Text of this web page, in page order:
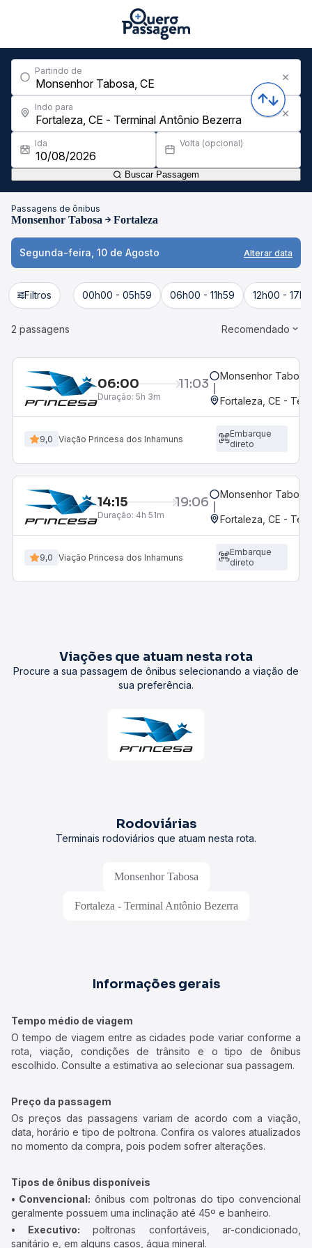
Partindo de
Indo para
Ida Volta (opcional)
Buscar Passagem
Passagens de ônibus
Monsenhor Tabosa Fortaleza
Segunda-feira, 10 de Agosto Alterar data
Filtros 00h00 - 05h59 06h00 - 11h59 12h00 -
2 passagens Recomendado
06:00 11:03
Duração: 5h 3m
Monsenhor
Fortaleza, CE -
9,0 Viação Princesa dos Inhamuns
Embarque
direto
14:15 19:06
Duração: 4h 51m
Monsenhor
Fortaleza, CE -
9,0 Viação Princesa dos Inhamuns
Embarque
direto
Viações que atuam nesta rota
Procure a sua passagem de ônibus selecionando a viação de
sua preferência.
Rodoviárias
Terminais rodoviários que atuam nesta rota.
Monsenhor Tabosa
Fortaleza - Terminal Antônio Bezerra
Informações gerais
Tempo médio de viagem
O tempo de viagem entre as cidades pode variar conforme a
rota, viação, condições de trânsito e o tipo de ônibus
escolhido. Consulte a estimativa ao selecionar sua passagem.
Preço da passagem
Os preços das passagens variam de acordo com a viação,
data, horário e tipo de poltrona. Confira os valores atualizados
no momento da compra, pois podem sofrer alterações.
Tipos de ônibus disponíveis
• Convencional: ônibus com poltronas do tipo convencional
geralmente possuem uma inclinação até 45º e banheiro.
• Executivo: poltronas confortáveis, ar-condicionado,
sanitário e, em alguns casos, água mineral.